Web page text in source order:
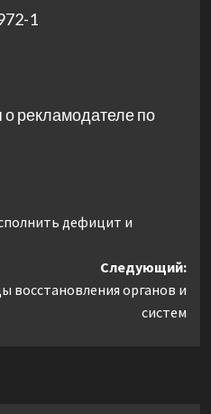
1
рекламодателе по
дефицит и
Следующий:
восстановления органов и
систем